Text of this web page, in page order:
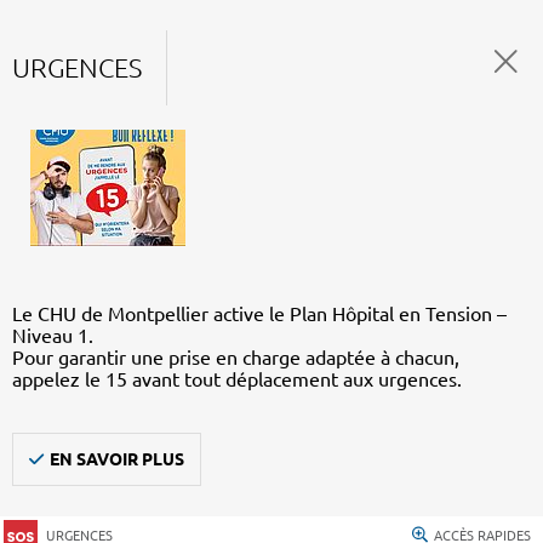
URGENCES
Le CHU de Montpellier active le Plan Hôpital en Tension –
Niveau 1.
Pour garantir une prise en charge adaptée à chacun,
appelez le 15 avant tout déplacement aux urgences.
EN SAVOIR PLUS
URGENCES ACCÈS RAPIDES